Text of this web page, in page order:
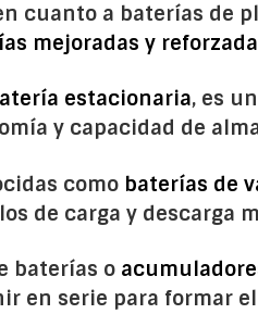
cuanto a baterías de
mejoradas y
estacionaria, es
y capacidad de
como baterías de
de carga y descarga
baterías o
en serie para formar el